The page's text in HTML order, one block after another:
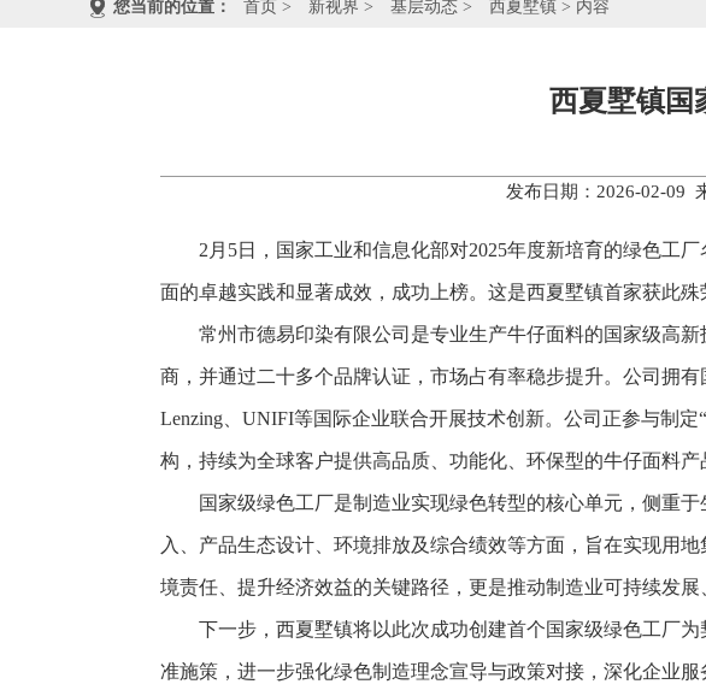
您当前的位置： 首页 > 新视界 > 基层动态 > 西夏墅镇 > 内容
西夏墅镇国
发布日期：2026-02-09
2月5日，国家工业和信息化部对2025年度新培育的绿色工
面的卓越实践和显著成效，成功上榜。这是西夏墅镇首家获此殊
常州市德易印染有限公司是专业生产牛仔面料的国家级高
商，并通过二十多个品牌认证，市场占有率稳步提升。公司拥
Lenzing、UNIFI等国际企业联合开展技术创新。公司正参与制
构，持续为全球客户提供高品质、功能化、环保型的牛仔面料产
国家级绿色工厂是制造业实现绿色转型的核心单元，侧重
入、产品生态设计、环境排放及综合绩效等方面，旨在实现用
境责任、提升经济效益的关键路径，更是推动制造业可持续发
下一步，西夏墅镇将以此次成功创建首个国家级绿色工厂
准施策，进一步强化绿色制造理念宣导与政策对接，深化企业